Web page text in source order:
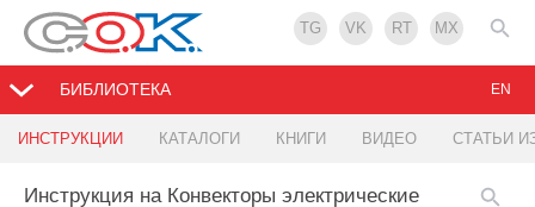
TG VK RT MX
БИБЛИОТЕКА
ИНСТРУКЦИИ КАТАЛОГИ КНИГИ ВИДЕО СТАТЬИ
EN
Инструкция на Конвекторы электрические